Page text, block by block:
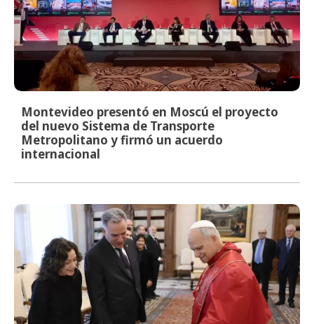
Montevideo presentó en Moscú el proyecto
del nuevo Sistema de Transporte
Metropolitano y firmó un acuerdo
internacional